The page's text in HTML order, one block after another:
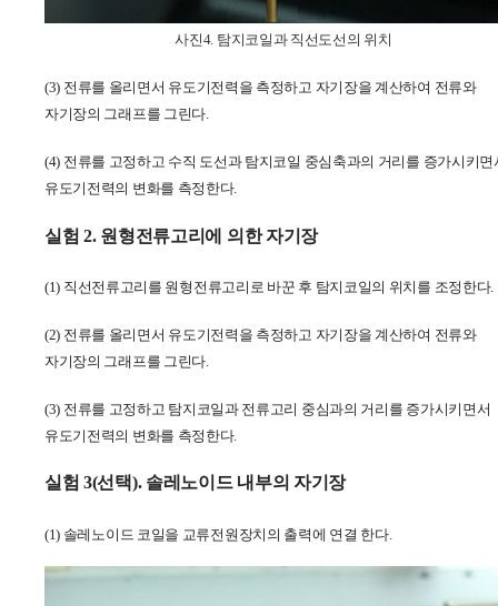
사진4. 탐지코일과 직선도선의 위치
(3) 전류를 올리면서 유도기전력을 측정하고 자기장을 계산하여 전류와
자기장의 그래프를 그린다.
(4) 전류를 고정하고 수직 도선과 탐지코일 중심축과의 거리를 증가시키면
유도기전력의 변화를 측정한다.
실험 2. 원형전류고리에 의한 자기장
(1) 직선전류고리를 원형전류고리로 바꾼 후 탐지코일의 위치를 조정한다.
(2) 전류를 올리면서 유도기전력을 측정하고 자기장을 계산하여 전류와
자기장의 그래프를 그린다
(3) 전류를 고정하고 탐지코일과 전류고리 중심과의 거리를 증가시키면서
유도기전력의 변화를 측정한다.
실험 3(선택). 솔레노이드 내부의 자기장
(1) 솔레노이드 코일을 교류전원장치의 출력에 연결 한다.